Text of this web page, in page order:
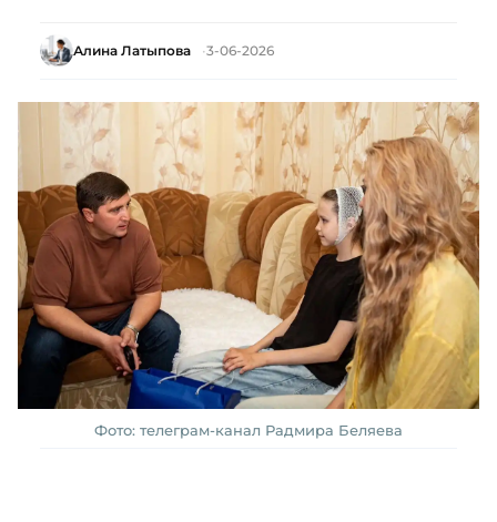
Алина Латыпова 3-06-2026
Фото: телеграм-канал Радмира Беляева